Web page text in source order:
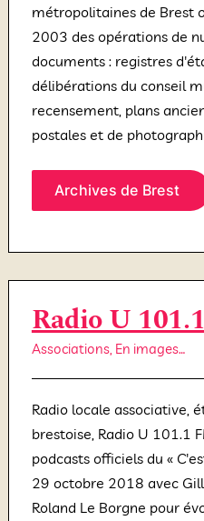
métropolitaines de Brest
2003 des opérations de
documents : registres
délibérations du conseil
recensement, plans
postales et de
Archives de Brest
Radio U
Associations, En images…
Radio locale associative,
brestoise, Radio U 101.1
podcasts officiels du «
29 octobre 2018 avec
Roland Le Borgne pour